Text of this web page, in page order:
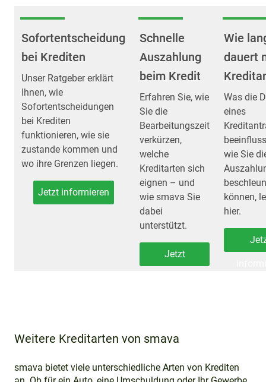
Sofortentscheidung
bei Krediten
Unser Ratgeber erklärt
Ihnen, wie
Sofortentscheidungen
bei Krediten
funktionieren, wie sie
zustande kommen und
wo ihre Grenzen liegen.
Jetzt informieren
Schnelle
Auszahlung
beim Kredit
Erfahren Sie, wie
Sie die
Bearbeitungszeit
verkürzen,
welche
Kreditarten sich
eignen – und
wie smava Sie
dabei
unterstützt.
Jetzt
Wie
dauert
Was die
eines
wie Sie
können,
hier.
Weitere Kreditarten von smava
smava bietet viele unterschiedliche Arten von Krediten